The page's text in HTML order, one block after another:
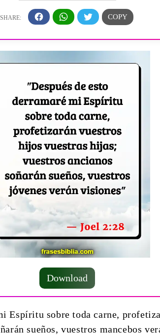
Download
Espíritu sobre toda carne,
sueños, vuestros mancebos